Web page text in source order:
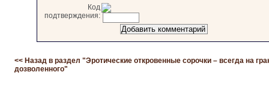
Код
подтверждения:
<< Назад в раздел "Эротические откровенные сорочки – всегда на
дозволенного"